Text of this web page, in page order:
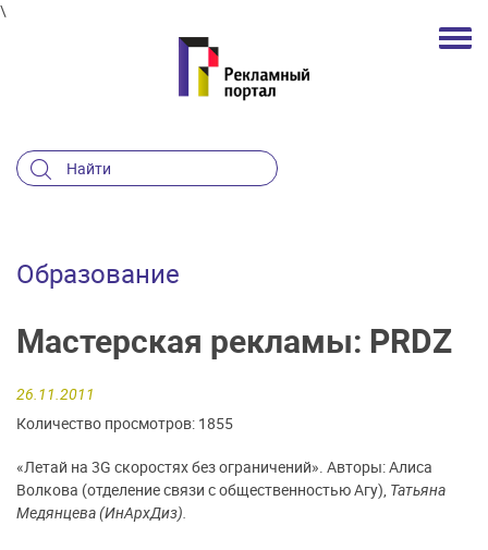
\
Образование
Мастерская рекламы: PRDZ
26.11.2011
Количество просмотров: 1855
«Летай на 3G скоростях без ограничений». Авторы: Алиса
Волкова (отделение связи с общественностью Агу), Татьяна
Медянцева (ИнАрхДиз).